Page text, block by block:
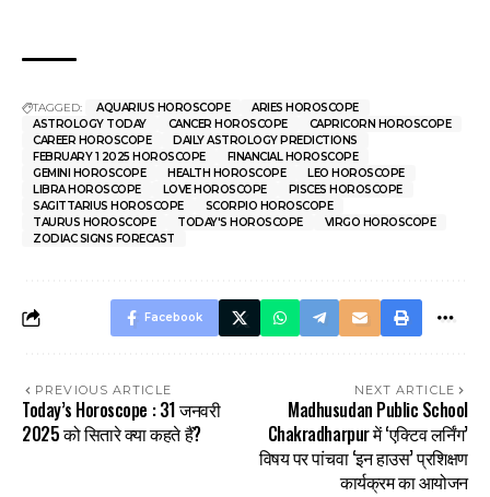
TAGGED: AQUARIUS HOROSCOPE
ARIES HOROSCOPE
ASTROLOGY TODAY
CANCER HOROSCOPE
CAPRICORN HOROSCOPE
CAREER HOROSCOPE
DAILY ASTROLOGY PREDICTIONS
FEBRUARY 1 2025 HOROSCOPE
FINANCIAL HOROSCOPE
GEMINI HOROSCOPE
HEALTH HOROSCOPE
LEO HOROSCOPE
LIBRA HOROSCOPE
LOVE HOROSCOPE
PISCES HOROSCOPE
SAGITTARIUS HOROSCOPE
SCORPIO HOROSCOPE
TAURUS HOROSCOPE
TODAY'S HOROSCOPE
VIRGO HOROSCOPE
ZODIAC SIGNS FORECAST
Facebook
PREVIOUS ARTICLE
Today’s Horoscope : 31 जनवरी
2025 को सितारे क्या कहते हैं?
NEXT ARTICLE
Madhusudan Public School
Chakradharpur में ‘एक्टिव लर्निंग’
विषय पर पांचवा ‘इन हाउस’ प्रशिक्षण
कार्यक्रम का आयोजन